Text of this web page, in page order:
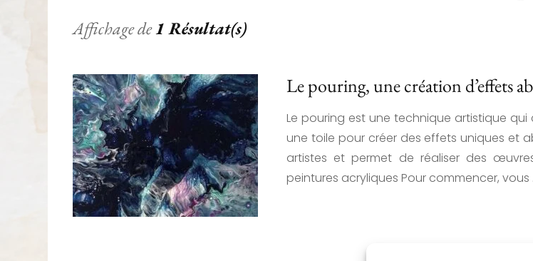
DIVERS
Affichage de1 Résultat(s)
Le pouring, une création d’effets
Le pouring est une technique artistique
une toile pour créer des effets uniques et
artistes et permet de réaliser des
peintures acryliques Pour commencer, vous